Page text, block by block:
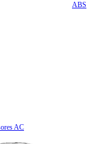
ABS
AC